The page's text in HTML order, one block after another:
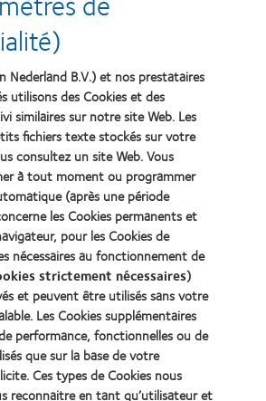
Learn
more
about
Contact
Lens
Product
of
the
Year
(2013)
Learn
more
about
2011
Best
Factory
Awards
(2011)
Learn
more
about
2012
REBRAND
100®
Nederland B.V.) et nos prestataires
utilisons des Cookies et des
similaires sur notre site Web. Les
fichiers texte stockés sur votre
consultez un site Web. Vous
à tout moment ou programmer
(après une période
les Cookies permanents et
pour les Cookies de
nécessaires au fonctionnement de
strictement nécessaires)
et peuvent être utilisés sans votre
Les Cookies supplémentaires
performance, fonctionnelles ou de
que sur la base de votre
Ces types de Cookies nous
reconnaitre en tant qu’utilisateur et